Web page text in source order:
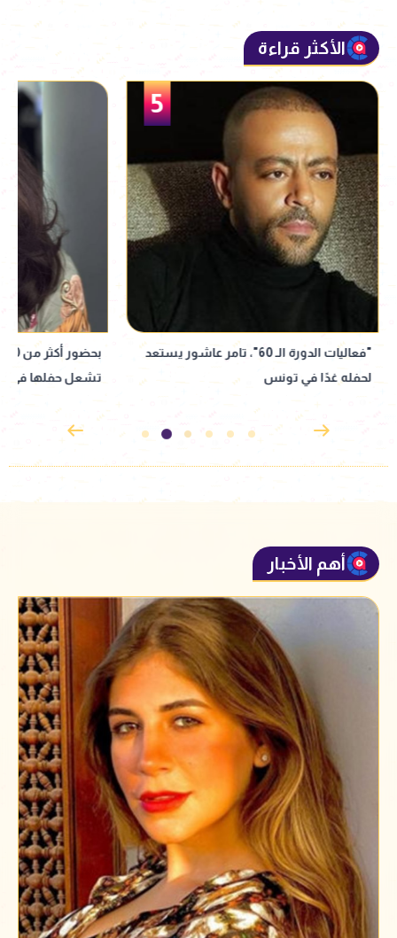
الأكثر قراءة
5
"فعاليات الدورة الـ 60"، تامر عاشور يستعد
لحفله غدًا في تونس
تشعل حفلها في
أهم الأخبار